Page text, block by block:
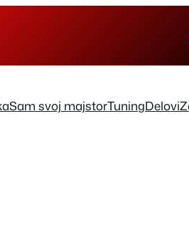
Sam svoj majstorTuningDelovi